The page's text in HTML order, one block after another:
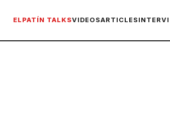
ELPATÍN TALKSVIDEOSARTICLES